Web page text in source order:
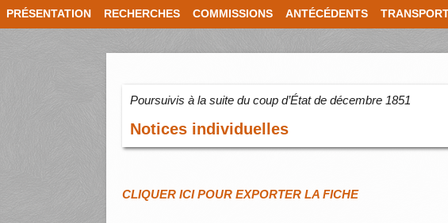
PRÉSENTATION RECHERCHES COMMISSIONS ANTÉCÉDENTS
Poursuivis à la suite du coup d’État de décembre 1851
Notices individuelles
CLIQUER ICI POUR EXPORTER LA FICHE